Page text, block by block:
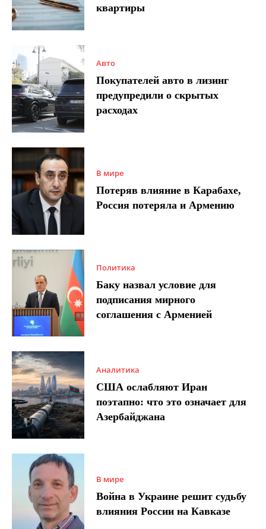
квартиры
Авто
Покупателей авто в лизинг
предупредили о скрытых
расходах
В мире
Потеряв влияние в Карабахе,
Россия потеряла и Армению
Политика
Баку назвал условие для
подписания мирного
соглашения с Арменией
Аналитика
США ослабляют Иран
поэтапно: что это означает для
Азербайджана
В мире
Война в Украине решит судьбу
влияния России на Кавказе